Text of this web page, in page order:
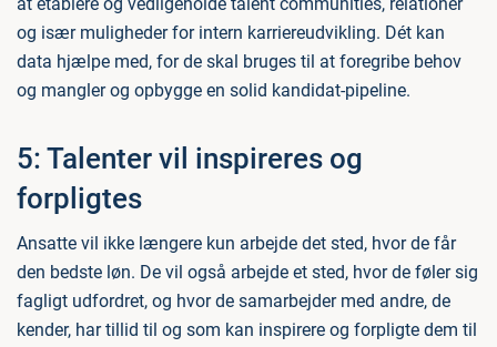
og især muligheder for intern karriereudvikling. Dét kan
data hjælpe med, for de skal bruges til at foregribe behov
og mangler og opbygge en solid kandidat-pipeline.
5: Talenter vil inspireres og
forpligtes
Ansatte vil ikke længere kun arbejde det sted, hvor de får
den bedste løn. De vil også arbejde et sted, hvor de føler sig
fagligt udfordret, og hvor de samarbejder med andre, de
kender, har tillid til og som kan inspirere og forpligte dem til